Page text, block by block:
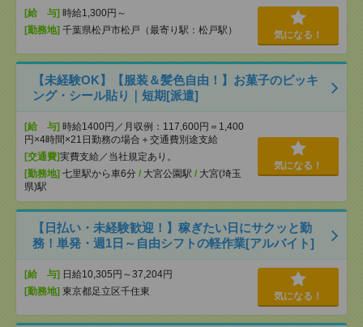
[給 与] 時給1,300円～
[勤務地] 千葉県松戸市松戸（最寄り駅：松戸駅） 気になる！
【未経験OK】【服装＆髪色自由！】お菓子のピッキ
ング・シール貼り｜短期[派遣]
[給 与] 時給1400円／月収例：117,600円＝1,400
円×4時間×21日勤務の場合＋交通費別途支給
[交通費]実費支給／当社規定あり。
[勤務地] 七里駅から車6分 / 大宮公園駅 / 大宮(埼玉
県)駅
気になる！
【日払い・未経験歓迎！】稼ぎたい日にサクッと勤
務！単発・週1日～自由シフトの軽作業[アルバイト]
[給 与] 日給10,305円～37,204円
[勤務地] 東京都足立区千住東 気になる！